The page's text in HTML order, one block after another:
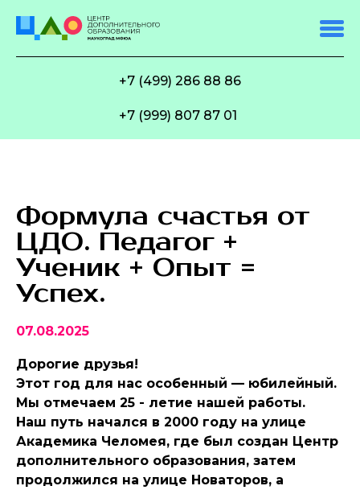
+7 (499) 286 88 86
+7 (999) 807 87 01
Формула счастья от
ЦДО. Педагог +
Ученик + Опыт =
Успех.
07.08.2025
Дорогие друзья!
Этот год для нас особенный — юбилейный.
Мы отмечаем 25 - летие нашей работы.
Наш путь начался в 2000 году на улице
Академика Челомея, где был создан Центр
дополнительного образования, затем
продолжился на улице Новаторов, а